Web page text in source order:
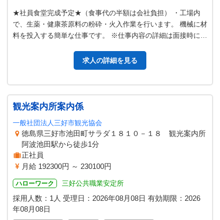
★社員食堂完成予定★（食事代の半額は会社負担） ・工場内
で、生薬・健康茶原料の粉砕・火入作業を行います。 機械に材
料を投入する簡単な仕事です。 ※仕事内容の詳細は面接時にご
求人の詳細を見る
観光案内所案内係
一般社団法人三好市観光協会
徳島県三好市池田町サラダ１８１０－１８ 観光案内所
阿波池田駅から徒歩1分
正社員
月給 192300円 ～ 230100円
ハローワーク 三好公共職業安定所
採用人数：1人 受理日： 2026年08月08日 有効期限： 2026
年08月08日